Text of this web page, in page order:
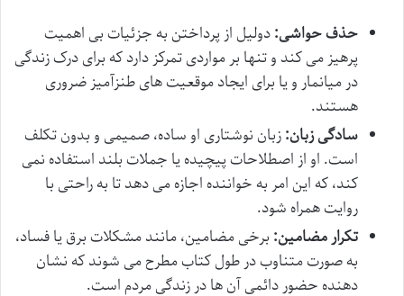
حذف حواشی:دولیل از پرداختن به جزئیات بی اهمیت
پرهیز می کند و تنها بر مواردی تمرکز دارد که برای درک زندگی
در میانمار و یا برای ایجاد موقعیت های طنزآمیز ضروری
هستند.
سادگی زبان:زبان نوشتاری او ساده، صمیمی و بدون تکلف
است. او از اصطلاحات پیچیده یا جملات بلند استفاده نمی
کند، که این امر به خواننده اجازه می دهد تا به راحتی با
روایت همراه شود.
تکرار مضامین: برخی مضامین، مانند مشکلات برق یا فساد،
به صورت متناوب در طول کتاب مطرح می شوند که نشان
دهنده حضور دائمی آن ها در زندگی مردم است.